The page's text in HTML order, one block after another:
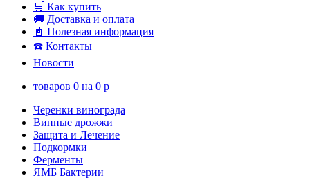
🛒 Как купить
🚚 Доставка и оплата
📓 Полезная информация
☎️ Контакты
Новости
товаров 0 на 0 p
Черенки винограда
Винные дрожжи
Защита и Лечение
Подкормки
Ферменты
ЯМБ Бактерии